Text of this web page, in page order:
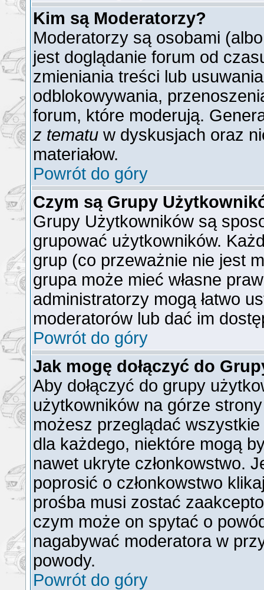
Kim są Moderatorzy?
Moderatorzy są osobami
jest doglądanie forum od
zmieniania treści lub
odblokowywania,
forum, które moderują.
z tematu w dyskusjach oraz
materiałow.
Powrót do góry
Czym są Grupy
Grupy Użytkowników są
grupować użytkowników.
grup (co przeważnie nie jest
grupa może mieć własne
administratorzy mogą łatwo
moderatorów lub dać im
Powrót do góry
Jak mogę dołączyć do
Aby dołączyć do grupy
użytkowników na górze
możesz przeglądać
dla każdego, niektóre mogą
nawet ukryte członkowstwo.
poprosić o członkowstwo
prośba musi zostać
czym może on spytać o
nagabywać moderatora w
powody.
Powrót do góry